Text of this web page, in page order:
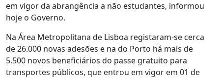
em vigor da abrangência a não estudantes, informou
hoje o Governo.
Na Área Metropolitana de Lisboa registaram-se cerca
de 26.000 novas adesões e na do Porto há mais de
5.500 novos beneficiários do passe gratuito para
transportes públicos, que entrou em vigor em 01 de